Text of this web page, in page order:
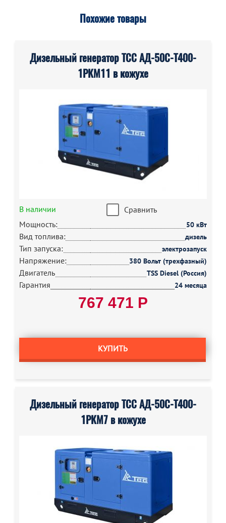
Похожие товары
Дизельный генератор ТСС АД-50С-Т400-
1РКМ11 в кожухе
В наличии
Сравнить
Мощность:
50 кВт
Вид топлива: дизель
Тип запуска: электрозапуск
Напряжение: 380 Вольт (трехфазный)
Двигатель TSS Diesel (Россия)
Гарантия 24 месяца
767 471 Р
КУПИТЬ
Дизельный генератор ТСС АД-50С-Т400-
1РКМ7 в кожухе